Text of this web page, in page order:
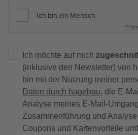
Ich möchte auf mich
(inklusive den Newsletter) von
bin mit der Nutzung meiner
Daten durch hagebau, die E-
Analyse meines E-Mail-
Zusammenführung und
Coupons und Kartenvorteile